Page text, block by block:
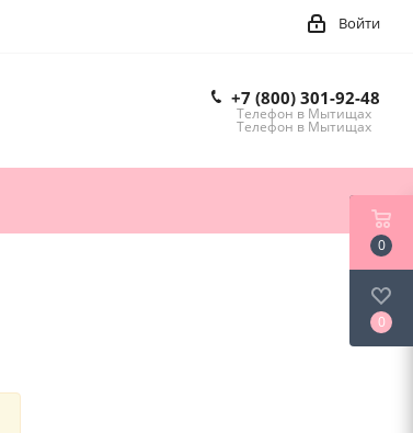
Войти
+7 (800) 301-92-48
Телефон в Мытищах
Телефон в Мытищах
0
0